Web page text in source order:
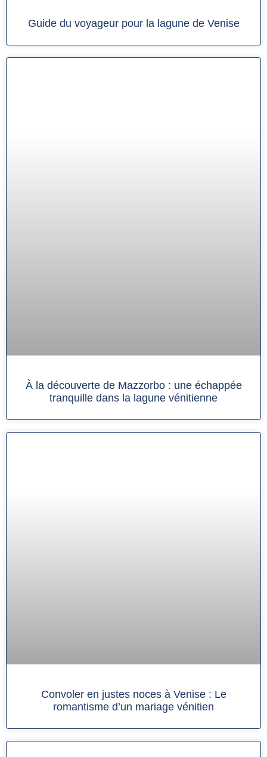
Guide du voyageur pour la lagune de Venise
À la découverte de Mazzorbo : une échappée
tranquille dans la lagune vénitienne
Convoler en justes noces à Venise : Le
romantisme d’un mariage vénitien